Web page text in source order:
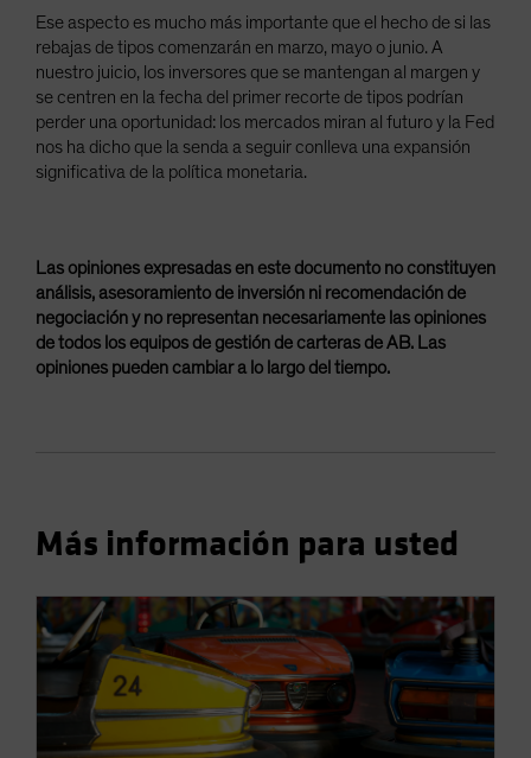
Ese aspecto es mucho más importante que el hecho de si las
rebajas de tipos comenzarán en marzo, mayo o junio. A
nuestro juicio, los inversores que se mantengan al margen y
se centren en la fecha del primer recorte de tipos podrían
perder una oportunidad: los mercados miran al futuro y la Fed
nos ha dicho que la senda a seguir conlleva una expansión
significativa de la política monetaria.
Las opiniones expresadas en este documento no constituyen
análisis, asesoramiento de inversión ni recomendación de
negociación y no representan necesariamente las opiniones
de todos los equipos de gestión de carteras de AB. Las
opiniones pueden cambiar a lo largo del tiempo.
Más información para usted